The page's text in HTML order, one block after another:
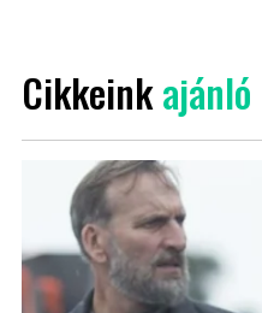
Cikkeinkajánló